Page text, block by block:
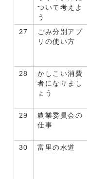
ついて考えよ
う
27
ごみ分別アプ
リの使い方
28
かしこい消費
者になりまし
ょう
29
農業委員会の
仕事
30 富里の水道